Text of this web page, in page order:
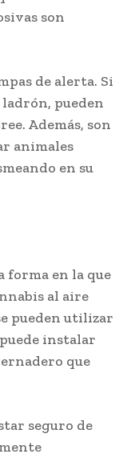
son
de alerta. Si
pueden
Además, son
animales
en su
forma en la que
al aire
pueden utilizar
instalar
que
seguro de